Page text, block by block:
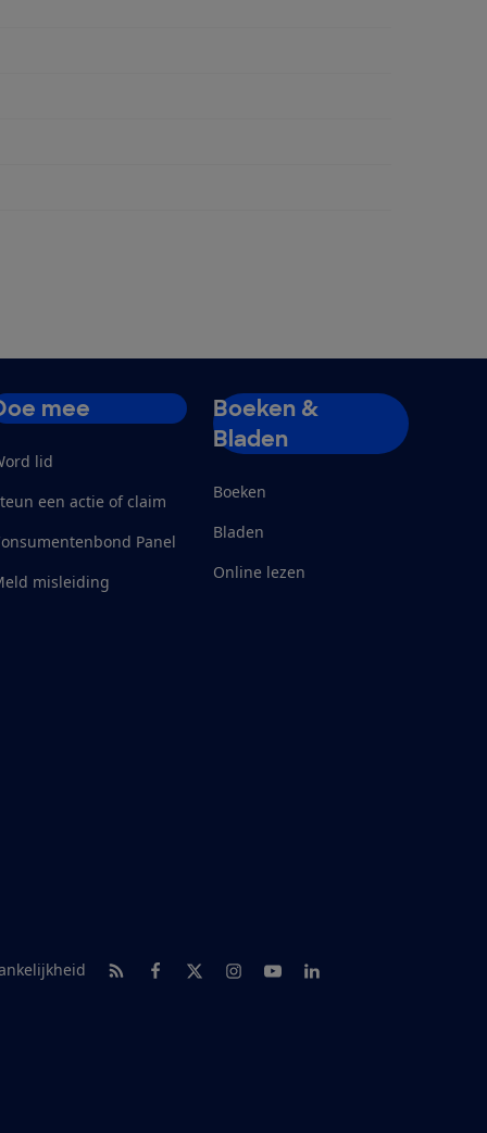
mee
lid
een actie of claim
Panel
misleiding
Boeken &
Bladen
Boeken
Bladen
Online lezen
RSS-feed nieuws
Facebook
TwitterInstagram
YoutubeLinkedIn